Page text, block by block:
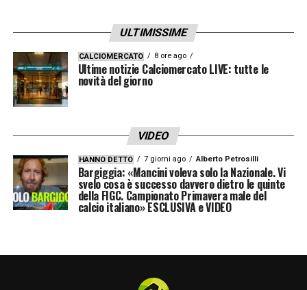
ULTIMISSIME
CALCIOMERCATO 8 ore ago
Ultime notizie Calciomercato LIVE: tutte le
novità del giorno
VIDEO
HANNO DETTO 7 giorni ago Alberto Petrosilli
Bargiggia: «Mancini voleva solo la Nazionale. Vi
svelo cosa è successo davvero dietro le quinte
della FIGC. Campionato Primavera male del
calcio italiano» ESCLUSIVA e VIDEO